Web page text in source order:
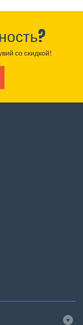
со скидкой!